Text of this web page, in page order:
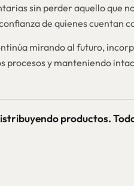
sin perder aquello que
de quienes cuentan
mirando al futuro,
procesos y manteniendo
productos.